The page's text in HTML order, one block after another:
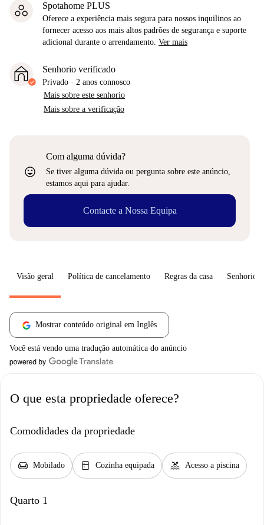
Spotahome PLUS
Oferece a experiência mais segura para nossos inquilinos ao
fornecer acesso aos mais altos padrões de segurança e suporte
adicional durante o arrendamento. Ver mais
Senhorio verificado
Privado · 2 anos connosco
Mais sobre este senhorio
Mais sobre a verificação
sentiment_very_satisfied
Com alguma dúvida?
Se tiver alguma dúvida ou pergunta sobre este anúncio,
estamos aqui para ajudar.
Contacte a Nossa Equipa
Visão geral Política de cancelamento Regras da casa Senhorio
Mostrar conteúdo original em Inglês
Você está vendo uma tradução automática do anúncio
O que esta propriedade oferece?
Comodidades da propriedade
chair Mobilado kitchen Cozinha equipada pool Acesso a piscina
Quarto 1